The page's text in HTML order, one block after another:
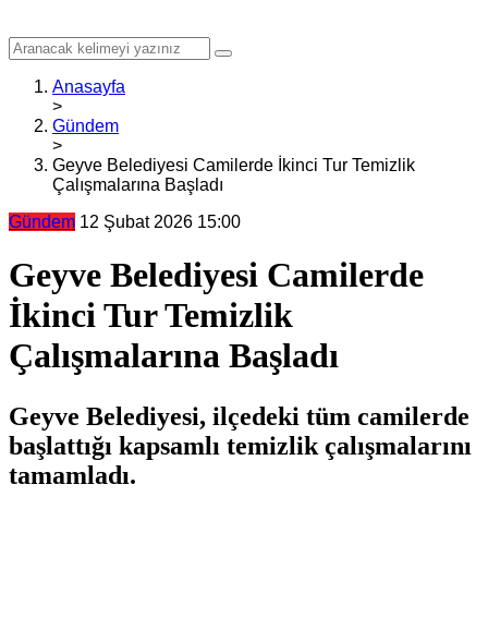
Anasayfa
>
Gündem
>
Geyve Belediyesi Camilerde İkinci Tur Temizlik
Çalışmalarına Başladı
Gündem 12 Şubat 2026 15:00
Geyve Belediyesi Camilerde
İkinci Tur Temizlik
Çalışmalarına Başladı
Geyve Belediyesi, ilçedeki tüm camilerde
başlattığı kapsamlı temizlik çalışmalarını
tamamladı.